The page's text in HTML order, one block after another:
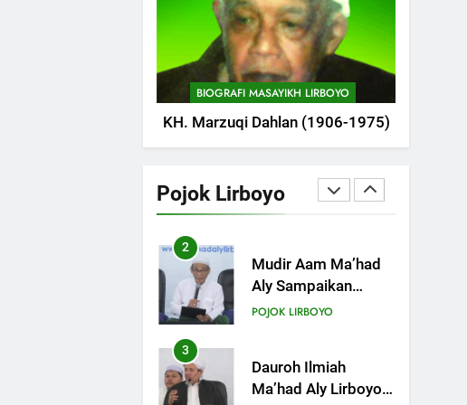
BIOGRAFI MASAYIKH LIRBOYO
KH. Marzuqi Dahlan (1906-1975)
Pojok Lirboyo
Tam-Taman Lirboyo:
MHM dan Ma’had
Aly Gelar Koreksian
Kitab Semester
Ganjil
POJOK LIRBOYO
2
Aly Sampaikan
Pentingnya
Dauroh Ilmiah
POJOK LIRBOYO
3
Dauroh Ilmiah
Ma’had Aly Lirboyo
Bahas Metode
Hadis Dhaif.
POJOK LIRBOYO
4
Dauroh Ilmiah &
Sanadan Kitab Al-